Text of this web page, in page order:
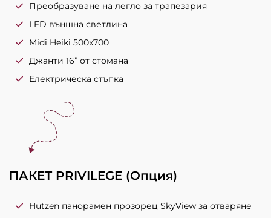
Преобразуване на легло за трапезария
LED външна светлина
Midi Heiki 500x700
Джанти 16” от стомана
Електрическа стъпка
ПАКЕТ PRIVILEGE (Опция)
Hutzen панорамен прозорец SkyView за отваряне